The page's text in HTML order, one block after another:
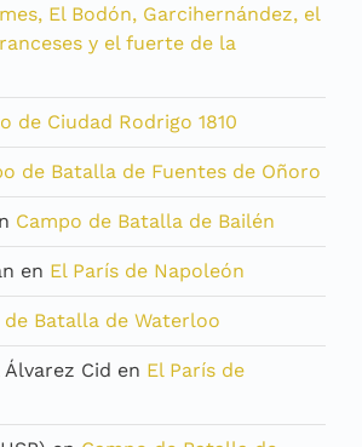
El Bodón, Garcihernández, el
y el fuerte de la
de Ciudad Rodrigo 1810
de Batalla de Fuentes de Oñoro
Campo de Batalla de Bailén
en El París de Napoleón
de Batalla de Waterloo
Cid en El París de